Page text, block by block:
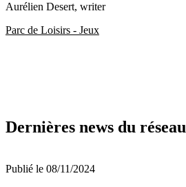
Aurélien Desert, writer
Parc de Loisirs - Jeux
Dernières news du réseau
Publié le 08/11/2024